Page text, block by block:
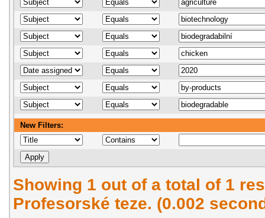
New Filters:
Showing 1 out of a total of 1
Profesorské teze. (0.002